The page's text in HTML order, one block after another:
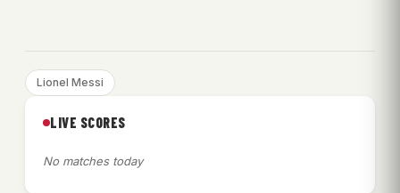
Lionel Messi
LIVE SCORES
No matches today